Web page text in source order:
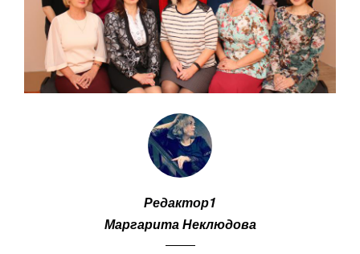
Редактор1
Маргарита Неклюдова